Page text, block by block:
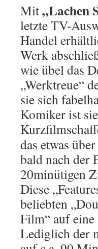
Mit„Lachen
letzte TV-
Handel
Werk
wie übel das
„Werktreue“
sie sich
Komiker ist
das etwas
bald nach der
20minütigen
Diese
beliebten
Film“ auf
Lediglich der